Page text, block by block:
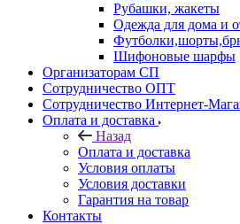
Рубашки, жакеты
Одежда для дома и
Шифоновые шарфы
Организаторам СП
Сотрудничество ОПТ
Сотрудничество Интернет-
Оплата и доставка
Назад
Оплата и доставка
Условия оплаты
Условия доставки
Гарантия на товар
Контакты